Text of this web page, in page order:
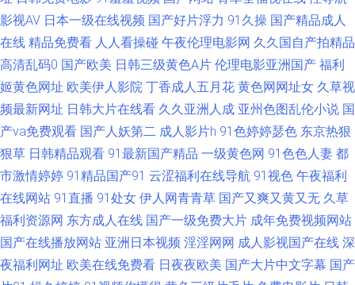
成人青草免费视频 熟女资源库 91日韩免费看 av网站在线看不卡 国产黄色香
蕉 欧美操逼视频一区二区 午夜91 91免费观看网站入口 国产一久久一 91福
利电影导航 免费成人17c 亚洲天堂2025 91国产视频大全 黄网站1 亚洲视频
国产ts 99久久一区 欧美α√ 91大神高清无码 极品久久 91大神电影网一二三
区 亚州人人色 www久久色com 91碰碰看片视频 国产精品成 男女内射网站
产婷婷开心网 性情AV 99久久精品 欧美不卡一区二区 91大神双飞美女 福利
影视AV 日本一级在线视频 国产好片浮力 91久操 国产精品成人
在线 精品免费看 人人看操碰 午夜伦理电影网 久久国自产拍精品
高清乱码0 国产欧美 日韩三级黄色A片 伦理电影亚洲国产 福利
姬黄色网址 欧美伊人影院 丁香成人五月花 黄色网网址女 久草视
频最新网址 日韩大片在线看 久久亚洲人成 亚州色图乱伦小说 国
产va免费观看 国产人妖第二 成人影片h 91色婷婷瑟色 东京热狠
狠草 日韩精品观看 91最新国产精品 一级黄色网 91色色人妻 都
市激情婷婷 91精品国产91 云涩福利在线导航 91视色 午夜福利
在线网站 91直播 91处女 伊人网青青草 国产又爽又黄又无 久草
福利资源网 东方成人在线 国产一级免费大片 成年免费视频网站
国产在线播放网站 亚洲日本视频 淫淫网网 成人影视国产在线 深
夜福利网址 欧美在线免费看 日夜夜欧美 国产大片中文字幕 国产